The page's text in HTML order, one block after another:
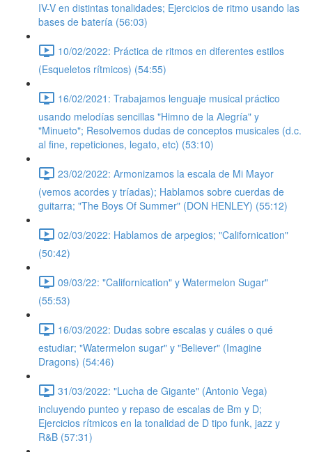
IV-V en distintas tonalidades; Ejercicios de ritmo usando las
bases de batería (56:03)
10/02/2022: Práctica de ritmos en diferentes estilos
(Esqueletos rítmicos) (54:55)
16/02/2021: Trabajamos lenguaje musical práctico
usando melodías sencillas "Himno de la Alegría" y
"Minueto"; Resolvemos dudas de conceptos musicales (d.c.
al fine, repeticiones, legato, etc) (53:10)
23/02/2022: Armonizamos la escala de Mi Mayor
(vemos acordes y tríadas); Hablamos sobre cuerdas de
guitarra; "The Boys Of Summer" (DON HENLEY) (55:12)
02/03/2022: Hablamos de arpegios; "Californication"
(50:42)
09/03/22: "Californication" y Watermelon Sugar"
(55:53)
16/03/2022: Dudas sobre escalas y cuáles o qué
estudiar; "Watermelon sugar" y "Believer" (Imagine
Dragons) (54:46)
31/03/2022: "Lucha de Gigante" (Antonio Vega)
incluyendo punteo y repaso de escalas de Bm y D;
Ejercicios rítmicos en la tonalidad de D tipo funk, jazz y
R&B (57:31)